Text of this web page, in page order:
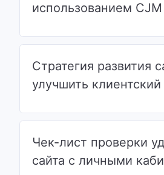
использованием CJM
Стратегия развития
улучшить клиентский
Чек-лист проверки
сайта с личными